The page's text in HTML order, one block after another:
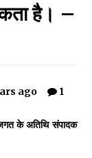
करने का खतरा
थे
है। –
ago 1
जगत के अतिथि संपादक